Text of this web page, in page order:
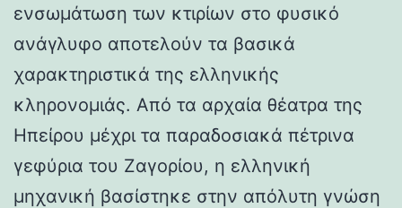
ενσωμάτωση των κτιρίων στο φυσικό
ανάγλυφο αποτελούν τα βασικά
χαρακτηριστικά της ελληνικής
κληρονομιάς. Από τα αρχαία θέατρα της
Ηπείρου μέχρι τα παραδοσιακά πέτρινα
γεφύρια του Ζαγορίου, η ελληνική
μηχανική βασίστηκε στην απόλυτη γνώση